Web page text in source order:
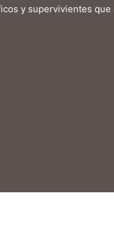
y supervivientes